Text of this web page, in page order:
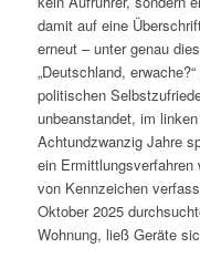
damit auf eine
erneut – unter genau
„Deutschland,
politischen
unbeanstandet, im
Achtundzwanzig Jahre
ein Ermittlungsverfahren
von Kennzeichen
Oktober 2025
Wohnung, ließ Geräte